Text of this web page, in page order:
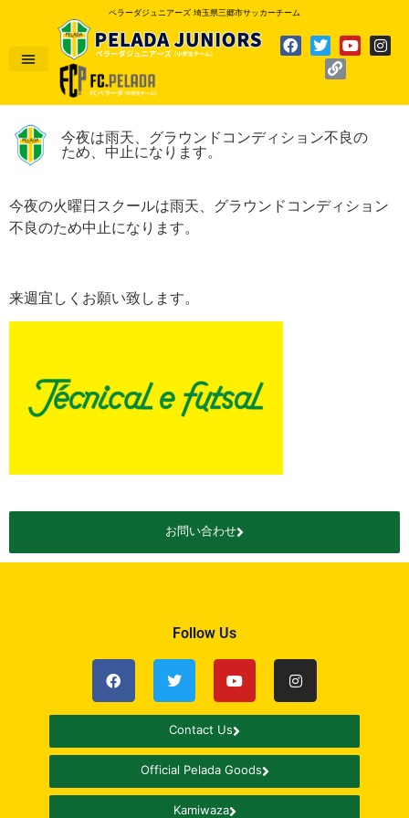
ペラーダジュニアーズ 埼玉県三郷市サッカーチーム
今夜は雨天、グラウンドコンディション不良の
ため、中止になります。
今夜の火曜日スクールは雨天、グラウンドコンディション
不良のため中止になります。
来週宜しくお願い致します。
お問い合わせ
Follow Us
Contact Us
Official Pelada Goods
Kamiwaza